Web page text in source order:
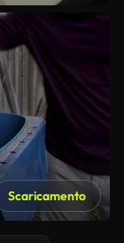
Scaricamento